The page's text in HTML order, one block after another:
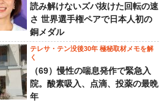
読み解けないズバ抜けた回転の速
さ 世界選手権ペアで日本人初の
銅メダル
テレサ・テン没後30年 極秘取材メモを解
く
（69）慢性の喘息発作で緊急入
院。酸素吸入、点滴、投薬の最晩
年